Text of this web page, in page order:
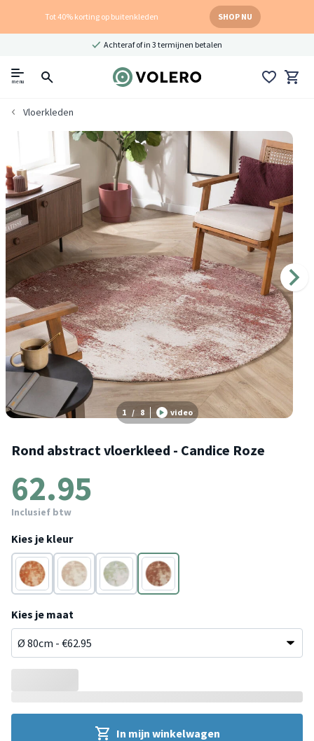
Tot 40% korting op buitenkleden SHOP NU
Achteraf of in 3 termijnen betalen
menu
Vloerkleden
1 / 8 video
Rond abstract vloerkleed - Candice Roze
62.95
Inclusief btw
Kies je kleur
TerracottaTaupe MintgroenRoze
Kies je maat
In mijn winkelwagen